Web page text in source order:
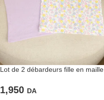
Lot de 2 débardeurs fille en maille
1,950 DA